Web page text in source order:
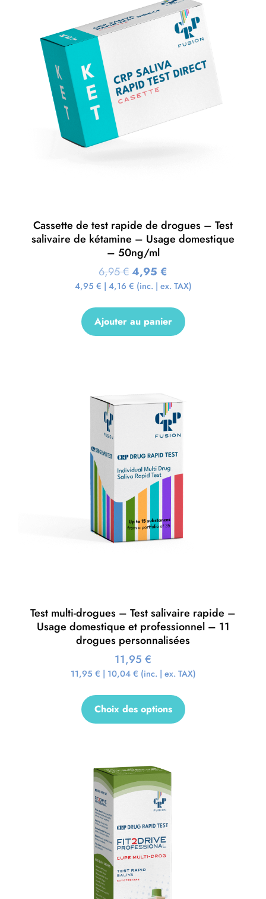
Cassette de test rapide de drogues – Test
salivaire de kétamine – Usage domestique
– 50ng/ml
6,95€4,95 €
4,95 € | 4,16 € (inc. | ex. TAX)
Ajouter au panier
Test multi-drogues – Test salivaire rapide –
Usage domestique et professionnel – 11
drogues personnalisées
11,95 €
11,95 € | 10,04 € (inc. | ex. TAX)
Choix des options